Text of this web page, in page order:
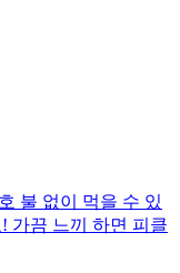
불 없이 먹을 수 있
가끔 느끼 하면 피클